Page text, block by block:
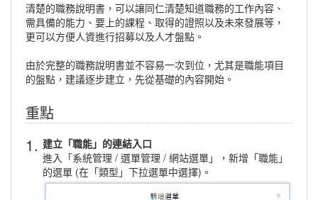
清楚的職務說明書，可以讓同仁清楚知道職務的工作內容、
需具備的能力、要上的課程、取得的證照以及未來發展等，
更可以方便人資進行招募以及人才盤點。
由於完整的職務說明書並不容易一次到位，尤其是職能項目
的盤點，建議逐步建立，先從基礎的內容開始。
重點
1. 建立「職能」的連結入口
進入「系統管理 / 選單管理 / 網站選單」，新增「職能」
的選單 (在「類型」下拉選單中選擇)。